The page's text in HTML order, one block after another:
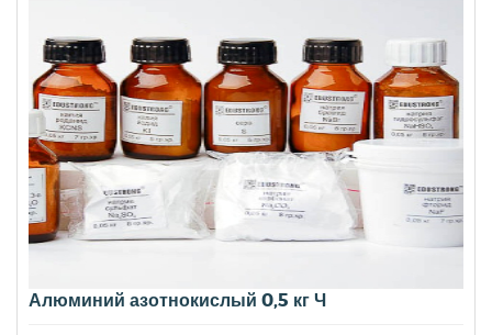
Алюминий азотнокислый 0,5 кг Ч